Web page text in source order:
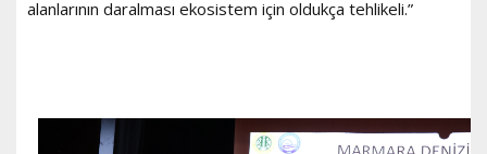
alanlarının daralması ekosistem için oldukça tehlikeli.”